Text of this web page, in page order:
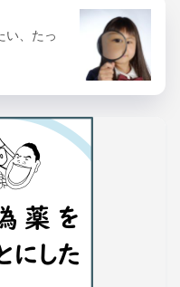
い、たっ